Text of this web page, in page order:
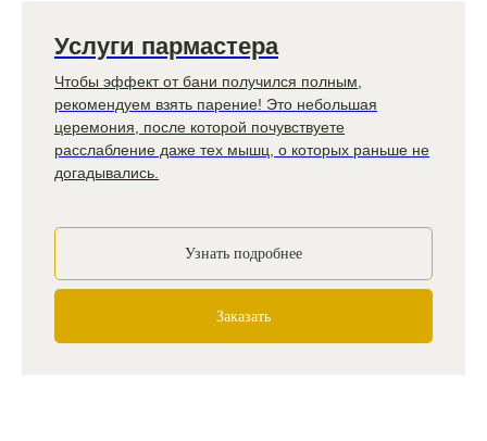
Услуги пармастера
Чтобы эффект от бани получился полным,
рекомендуем взять парение! Это небольшая
церемония, после которой почувствуете
расслабление даже тех мышц, о которых раньше не
догадывались.
Узнать подробнее
Заказать